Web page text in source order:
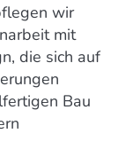
wir
mit
die sich auf
Bau